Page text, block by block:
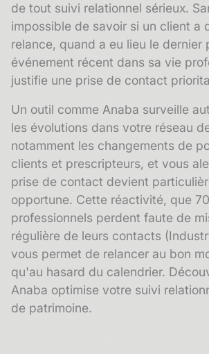
de tout suivi relationnel sérieux.
impossible de savoir si un client a
relance, quand a eu lieu le dernier
événement récent dans sa vie
justifie une prise de contact
Un outil comme Anaba surveille
les évolutions dans votre réseau
notamment les changements de
clients et prescripteurs, et vous
prise de contact devient
opportune. Cette réactivité, que
professionnels perdent faute de
régulière de leurs contacts
vous permet de relancer au bon
qu'au hasard du calendrier.
Anaba optimise votre suivi
de patrimoine.